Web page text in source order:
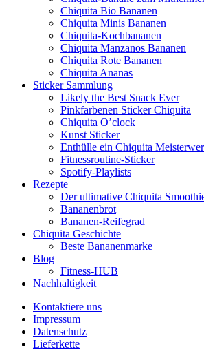
Chiquita Bio Bananen
Chiquita Minis Bananen
Chiquita-Kochbananen
Chiquita Manzanos Bananen
Chiquita Rote Bananen
Chiquita Ananas
Sticker Sammlung
Likely the Best Snack Ever
Pinkfarbenen Sticker Chiquita
Chiquita O’clock
Kunst Sticker
Enthülle ein Chiquita
Fitnessroutine-Sticker
Spotify-Playlists
Rezepte
Der ultimative Chiquita
Bananenbrot
Bananen-Reifegrad
Chiquita Geschichte
Beste Bananenmarke
Blog
Fitness-HUB
Nachhaltigkeit
Kontaktiere uns
Impressum
Datenschutz
Lieferkette